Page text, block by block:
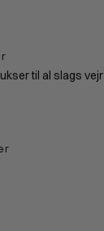
til al slags vejr